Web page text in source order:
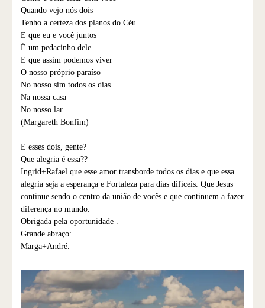
Quando vejo nós dois
Tenho a certeza dos planos do Céu
E que eu e você juntos
É um pedacinho dele
E que assim podemos viver
O nosso próprio paraíso
No nosso sim todos os dias
Na nossa casa
No nosso lar...
(Margareth Bonfim)
E esses dois, gente?
Que alegria é essa??
Ingrid+Rafael que esse amor transborde todos os dias e que essa
alegria seja a esperança e Fortaleza para dias difíceis. Que Jesus
continue sendo o centro da união de vocês e que continuem a fazer
diferença no mundo.
Obrigada pela oportunidade .
Grande abraço:
Marga+André.